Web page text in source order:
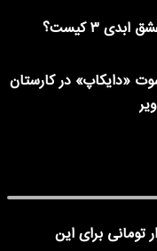
۳ کیست؟
«دایکاپ» در کارستان
واریز یارانه ۲ میلیون و ۹۸۵ هزار تومانی برای این